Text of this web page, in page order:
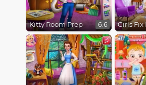
Kitty Room Prep 6.6